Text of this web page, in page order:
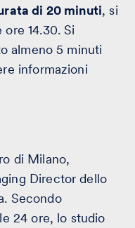
di 20 minuti, si
14.30. Si
almeno 5 minuti
informazioni
di Milano,
Director dello
Secondo
24 ore, lo studio